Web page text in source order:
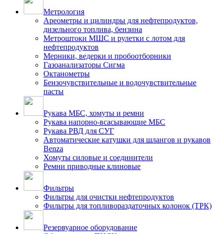
Метрология
Ареометры и цилиндры для нефтепродуктов,
дизельного топлива, бензина
Метроштоки МШС и рулетки с лотом для
нефтепродуктов
Мерники, ведерки и пробоотборники
Газоанализаторы Сигма
Октанометры
Бензочувствительные и водочувствительные
пасты
Рукава МБС, хомуты и ремни
Рукава напорно-всасывающие МБС
Рукава РВД для СУГ
Автоматические катушки для шлангов и рукавов
Benza
Хомуты силовые и соединители
Ремни приводные клиновые
Фильтры
Фильтры для очистки нефтепродуктов
Фильтры для топливораздаточных колонок (ТРК)
Резервуарное оборудование